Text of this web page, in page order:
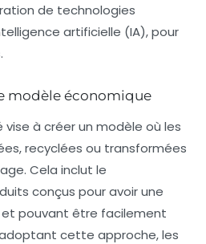
de technologies
artificielle (IA), pour
modèle économique
vise à créer un modèle où les
recyclées ou transformées
Cela inclut le
conçus pour avoir une
pouvant être facilement
cette approche, les